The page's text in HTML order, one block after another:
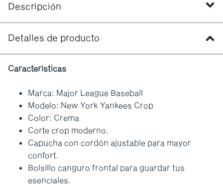
Descripción
Detalles de producto
Caracteristicas
Marca: Major League Baseball
Modelo: New York Yankees Crop
Color: Crema
Corte crop moderno.
Capucha con cordón ajustable para mayor
confort.
Bolsillo canguro frontal para guardar tus
esenciales.